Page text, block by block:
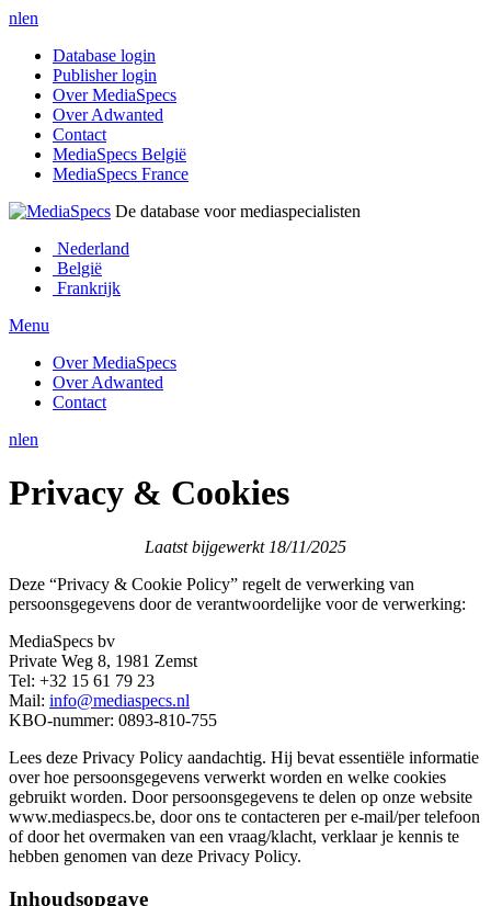
nlen
Database login
Publisher login
Over MediaSpecs
Over Adwanted
Contact
MediaSpecs België
MediaSpecs France
De database voor mediaspecialisten
Nederland
België
Frankrijk
Menu
Over MediaSpecs
Over Adwanted
Contact
nlen
Privacy & Cookies
Laatst bijgewerkt 18/11/2025
Deze “Privacy & Cookie Policy” regelt de verwerking van
persoonsgegevens door de verantwoordelijke voor de verwerking:
MediaSpecs bv
Private Weg 8, 1981 Zemst
Tel: +32 15 61 79 23
Mail: info@mediaspecs.nl
KBO-nummer: 0893-810-755
Lees deze Privacy Policy aandachtig. Hij bevat essentiële informatie
over hoe persoonsgegevens verwerkt worden en welke cookies
gebruikt worden. Door persoonsgegevens te delen op onze website
www.mediaspecs.be, door ons te contacteren per e-mail/per telefoon
of door het overmaken van een vraag/klacht, verklaar je kennis te
hebben genomen van deze Privacy Policy.
Inhoudsopgave